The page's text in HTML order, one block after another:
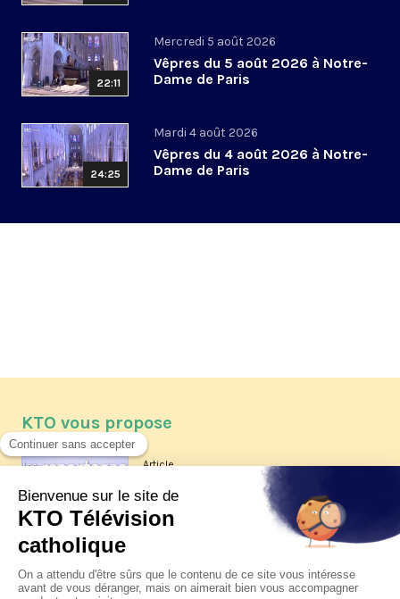
22:11
Mercredi 5 août 2026
Vêpres du 5 août 2026 à Notre-
Dame de Paris
24:25
Mardi 4 août 2026
Vêpres du 4 août 2026 à Notre-
Dame de Paris
KTO vous propose
Article
Les reportages d'été 2026 de KTO
La visite pastorale du pape Léon
XIV à Assise à suivre sur KTO le
jeudi 6 août